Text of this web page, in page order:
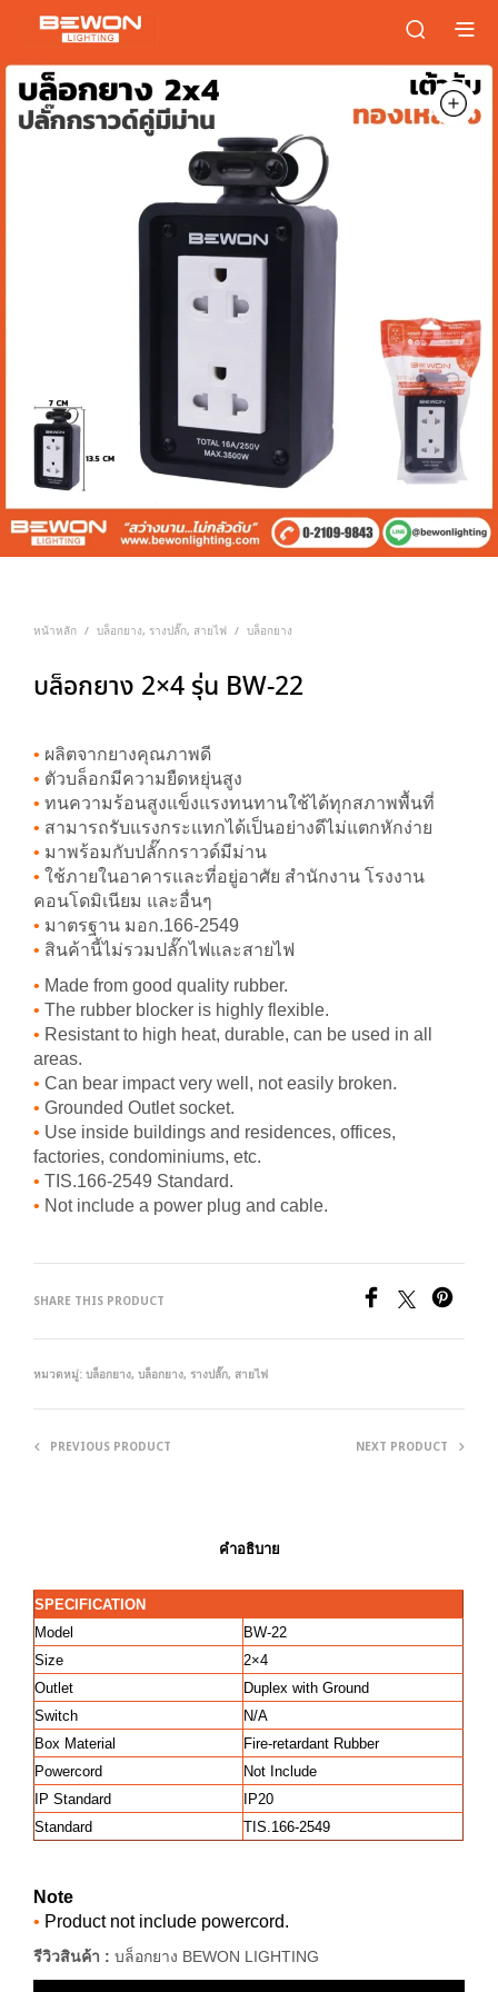
หน้าหลัก / บล็อกยาง, รางปลั๊ก, สายไฟ / บล็อกยาง
บล็อกยาง 2×4 รุ่น BW-22
• ผลิตจากยางคุณภาพดี
• ตัวบล็อกมีความยืดหยุ่นสูง
• ทนความร้อนสูงแข็งแรงทนทานใช้ได้ทุกสภาพพื้นที่
• สามารถรับแรงกระแทกได้เป็นอย่างดีไม่แตกหักง่าย
• มาพร้อมกับปลั๊กกราวด์มีม่าน
• ใช้ภายในอาคารและที่อยู่อาศัย สำนักงาน โรงงาน
คอนโดมิเนียม และอื่นๆ
• มาตรฐาน มอก.166-2549
• สินค้านี้ไม่รวมปลั๊กไฟและสายไฟ
• Made from good quality rubber.
• The rubber blocker is highly flexible.
• Resistant to high heat, durable, can be used in all
areas.
• Can bear impact very well, not easily broken.
• Grounded Outlet socket.
• Use inside buildings and residences, offices,
factories, condominiums, etc.
• TIS.166-2549 Standard.
• Not include a power plug and cable.
SHARE THIS PRODUCT
หมวดหมู่: บล็อกยาง, บล็อกยาง, รางปลั๊ก, สายไฟ
PREVIOUS PRODUCT NEXT PRODUCT
คำอธิบาย
SPECIFICATION
Model
BW-22
Size
2×4
Outlet
Duplex with Ground
Switch
N/A
Box Material
Fire-retardant Rubber
Powercord
Not Include
IP Standard
IP20
Standard
TIS.166-2549
Note
• Product not include powercord.
รีวิวสินค้า : บล็อกยาง BEWON LIGHTING